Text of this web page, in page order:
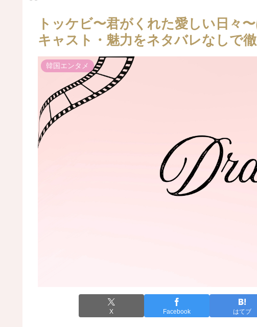
トッケビ〜君がくれた愛しい日々
キャスト・魅力をネタバレなしで徹
韓国エンタメ
X Facebook はてブ